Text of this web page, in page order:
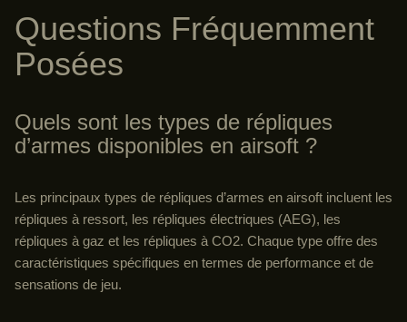
Questions Fréquemment
Posées
Quels sont les types de répliques
d’armes disponibles en airsoft ?
Les principaux types de répliques d’armes en airsoft incluent les
répliques à ressort, les répliques électriques (AEG), les
répliques à gaz et les répliques à CO2. Chaque type offre des
caractéristiques spécifiques en termes de performance et de
sensations de jeu.